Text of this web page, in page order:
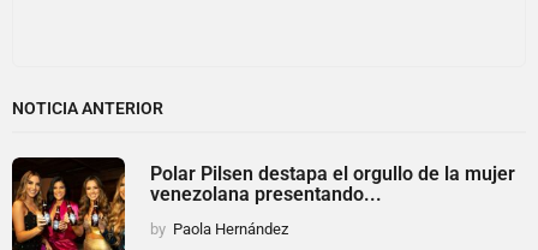
NOTICIA ANTERIOR
Polar Pilsen destapa el orgullo de la mujer
venezolana presentando...
by Paola Hernández